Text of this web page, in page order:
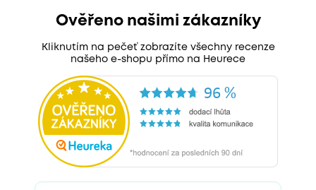
Ověřeno našimi zákazníky
Kliknutím na pečeť zobrazíte všechny recenze
našeho e-shopu přímo na Heurece